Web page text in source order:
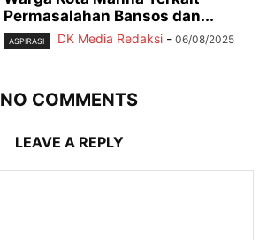
Permasalahan Bansos dan...
ASPIRASI DK Media Redaksi - 06/08/2025
NO COMMENTS
LEAVE A REPLY